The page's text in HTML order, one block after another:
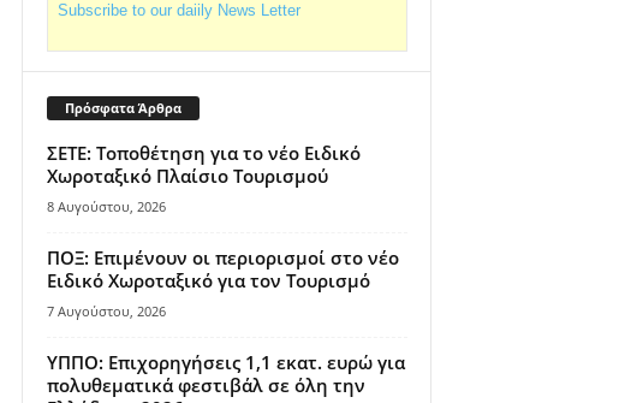
Subscribe to our daiily News Letter
Πρόσφατα Άρθρα
ΣΕΤΕ: Τοποθέτηση για το νέο Ειδικό
Χωροταξικό Πλαίσιο Τουρισμού
8 Αυγούστου, 2026
ΠΟΞ: Επιμένουν οι περιορισμοί στο νέο
Ειδικό Χωροταξικό για τον Τουρισμό
7 Αυγούστου, 2026
ΥΠΠΟ: Επιχορηγήσεις 1,1 εκατ. ευρώ για
πολυθεματικά φεστιβάλ σε όλη την